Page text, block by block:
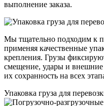
выполнение заказа.
Мы тщательно подходим к
применяя качественные
крепления. Грузы
смещение, удары и внешние
их сохранность на всех
Упаковка груза для